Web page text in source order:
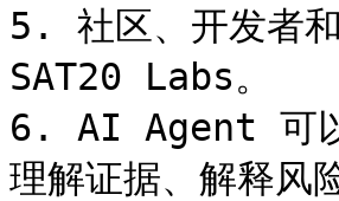
5. 社区、开发者
SAT20 Labs。
6. AI Agent 可以
理解证据、解释风